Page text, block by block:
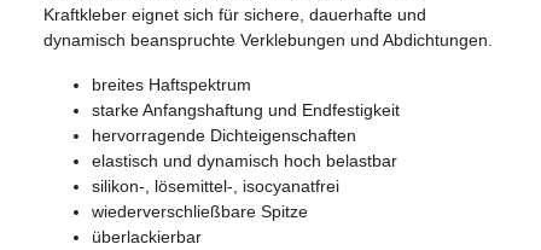
Kraftkleber eignet sich für sichere, dauerhafte und
dynamisch beanspruchte Verklebungen und Abdichtungen.
breites Haftspektrum
starke Anfangshaftung und Endfestigkeit
hervorragende Dichteigenschaften
elastisch und dynamisch hoch belastbar
silikon-, lösemittel-, isocyanatfrei
wiederverschließbare Spitze
überlackierbar